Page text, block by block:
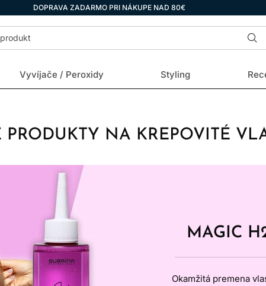
DOPRAVA ZADARMO PRI NÁKUPE NAD 80€
Vyvíjače / Peroxidy Styling
PRODUKTY NA KREPOVITÉ
MAGIC
Okamžitá premena